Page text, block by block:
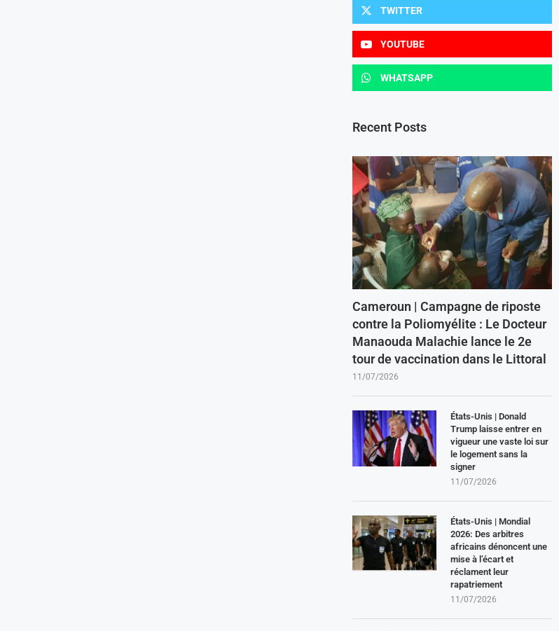
TWITTER
YOUTUBE
WHATSAPP
Recent Posts
Cameroun | Campagne de riposte
contre la Poliomyélite : Le Docteur
Manaouda Malachie lance le 2e
tour de vaccination dans le Littoral
11/07/2026
États-Unis | Donald
Trump laisse entrer en
vigueur une vaste loi sur
le logement sans la
signer
11/07/2026
États-Unis | Mondial
2026: Des arbitres
africains dénoncent une
mise à l’écart et
réclament leur
rapatriement
11/07/2026